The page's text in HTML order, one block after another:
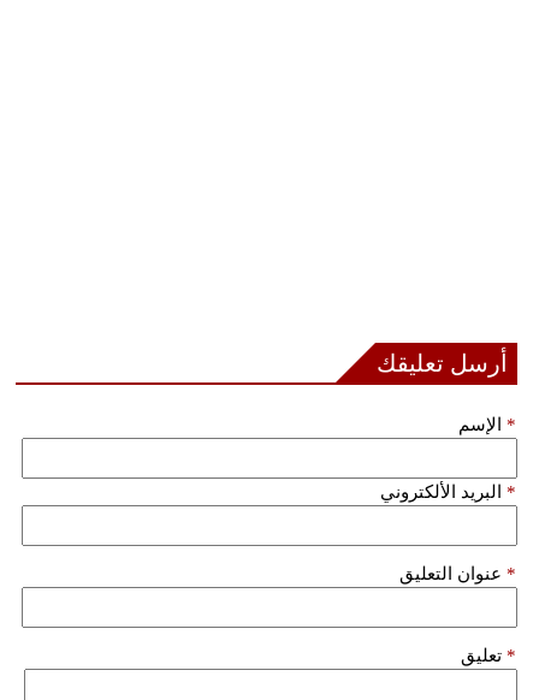
أرسل تعليقك
الإسم *
البريد الألكتروني *
عنوان التعليق *
تعليق *